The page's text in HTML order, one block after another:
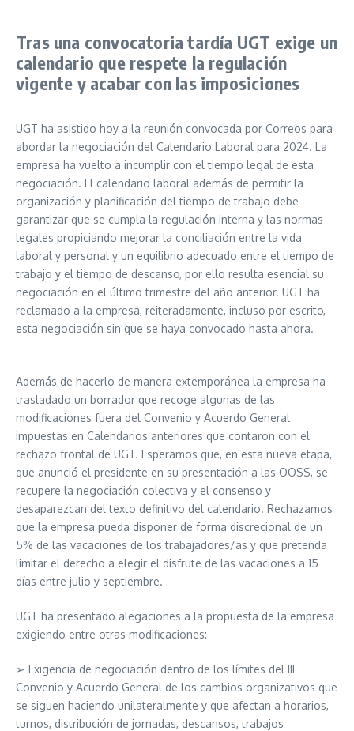
Tras una convocatoria tardía UGT exige un
calendario que respete la regulación
vigente y acabar con las imposiciones
UGT ha asistido hoy a la reunión convocada por Correos para
abordar la negociación del Calendario Laboral para 2024. La
empresa ha vuelto a incumplir con el tiempo legal de esta
negociación. El calendario laboral además de permitir la
organización y planificación del tiempo de trabajo debe
garantizar que se cumpla la regulación interna y las normas
legales propiciando mejorar la conciliación entre la vida
laboral y personal y un equilibrio adecuado entre el tiempo de
trabajo y el tiempo de descanso, por ello resulta esencial su
negociación en el último trimestre del año anterior. UGT ha
reclamado a la empresa, reiteradamente, incluso por escrito,
esta negociación sin que se haya convocado hasta ahora.
Además de hacerlo de manera extemporánea la empresa ha
trasladado un borrador que recoge algunas de las
modificaciones fuera del Convenio y Acuerdo General
impuestas en Calendarios anteriores que contaron con el
rechazo frontal de UGT. Esperamos que, en esta nueva etapa,
que anunció el presidente en su presentación a las OOSS, se
recupere la negociación colectiva y el consenso y
desaparezcan del texto definitivo del calendario. Rechazamos
que la empresa pueda disponer de forma discrecional de un
5% de las vacaciones de los trabajadores/as y que pretenda
limitar el derecho a elegir el disfrute de las vacaciones a 15
días entre julio y septiembre.
UGT ha presentado alegaciones a la propuesta de la empresa
exigiendo entre otras modificaciones:
➢ Exigencia de negociación dentro de los límites del III
Convenio y Acuerdo General de los cambios organizativos que
se siguen haciendo unilateralmente y que afectan a horarios,
turnos, distribución de jornadas, descansos, trabajos